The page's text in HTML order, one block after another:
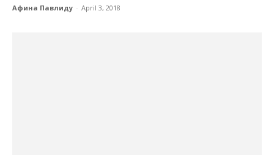
Афина Павлиду - April 3, 2018